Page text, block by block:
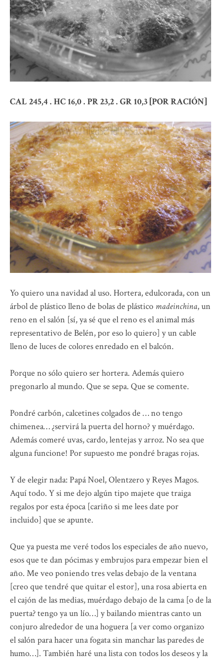
CAL 245,4 . HC 16,0 . PR 23,2 . GR 10,3 [POR RACIÓN]
Yo quiero una navidad al uso. Hortera, edulcorada, con un
árbol de plástico lleno de bolas de plástico madeinchina, un
reno en el salón [sí, ya sé que el reno es el animal más
representativo de Belén, por eso lo quiero] y un cable
lleno de luces de colores enredado en el balcón.
Porque no sólo quiero ser hortera. Además quiero
pregonarlo al mundo. Que se sepa. Que se comente.
Pondré carbón, calcetines colgados de … no tengo
chimenea… ¿servirá la puerta del horno? y muérdago.
Además comeré uvas, cardo, lentejas y arroz. No sea que
alguna funcione! Por supuesto me pondré bragas rojas.
Y de elegir nada: Papá Noel, Olentzero y Reyes Magos.
Aquí todo. Y si me dejo algún tipo majete que traiga
regalos por esta época [cariño si me lees date por
incluido] que se apunte.
Que ya puesta me veré todos los especiales de año nuevo,
esos que te dan pócimas y embrujos para empezar bien el
año. Me veo poniendo tres velas debajo de la ventana
[creo que tendré que quitar el estor], una rosa abierta en
el cajón de las medias, muérdago debajo de la cama [o de la
puerta? tengo ya un lío…] y bailando mientras canto un
conjuro alrededor de una hoguera [a ver como organizo
el salón para hacer una fogata sin manchar las paredes de
humo…]. También haré una lista con todos los deseos y la